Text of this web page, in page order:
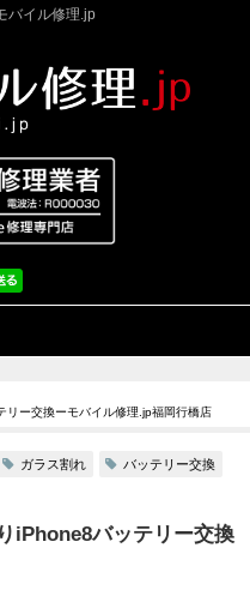
バイル修理.jp
ー交換ーモバイル修理.jp福岡行橋店
ガラス割れ バッテリー交換
iPhone8バッテリー交換